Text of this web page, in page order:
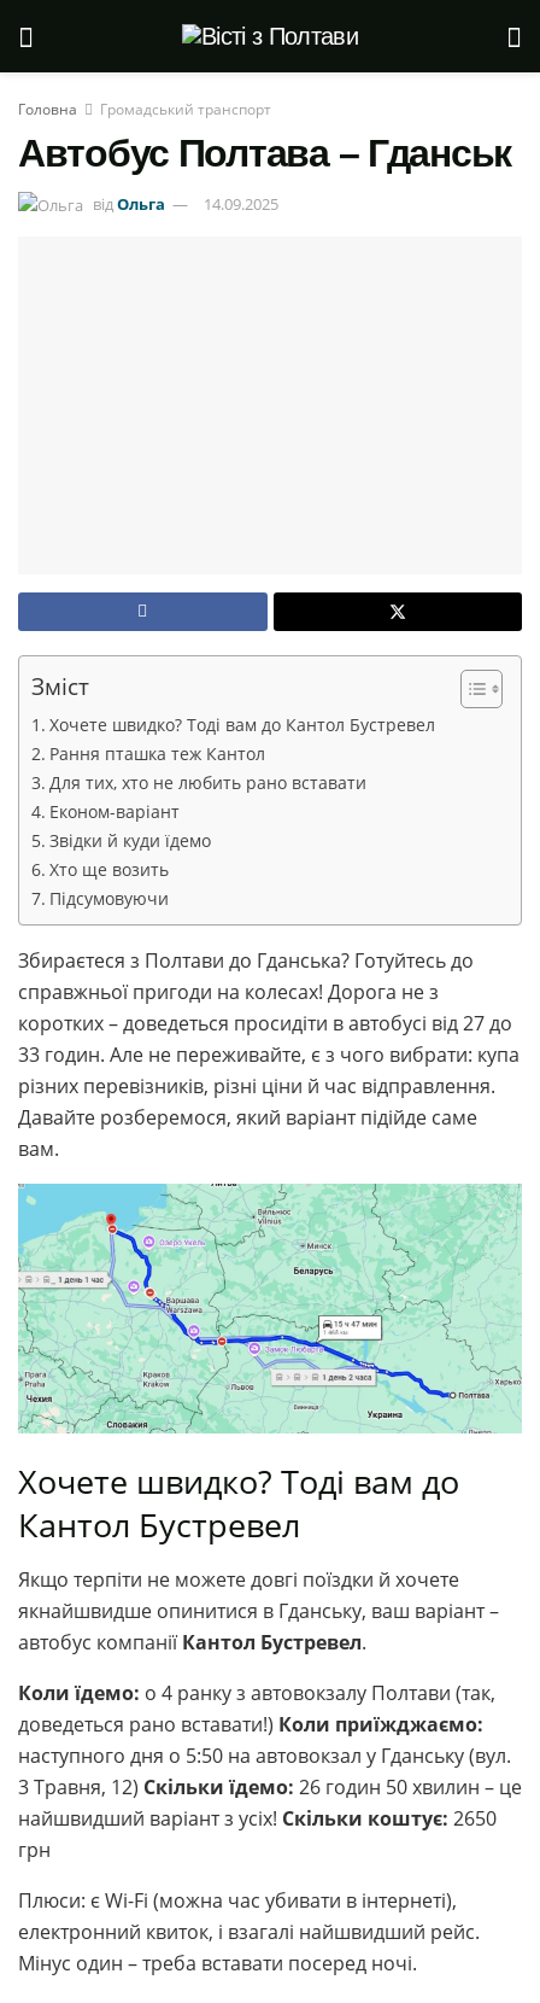
Головна Громадський транспорт
Автобус Полтава – Гданськ
відОльга 14.09.2025
Зміст
Хочете швидко? Тоді вам до Кантол Бустревел
Рання пташка теж Кантол
Для тих, хто не любить рано вставати
Економ-варіант
Звідки й куди їдемо
Хто ще возить
Підсумовуючи
Збираєтеся з Полтави до Гданська? Готуйтесь до
справжньої пригоди на колесах! Дорога не з
коротких – доведеться просидіти в автобусі від 27 до
33 годин. Але не переживайте, є з чого вибрати: купа
різних перевізників, різні ціни й час відправлення.
Давайте розберемося, який варіант підійде саме
вам.
Хочете швидко? Тоді вам до
Кантол Бустревел
Якщо терпіти не можете довгі поїздки й хочете
якнайшвидше опинитися в Гданську, ваш варіант –
автобус компаніїКантол Бустревел.
Коли їдемо: о 4 ранку з автовокзалу Полтави (так,
доведеться рано вставати!) Коли приїжджаємо:
наступного дня о 5:50 на автовокзал у Гданську (вул.
3 Травня, 12) Скільки їдемо: 26 годин 50 хвилин – це
найшвидший варіант з усіх! Скільки коштує: 2650
грн
Плюси: є Wi-Fi (можна час убивати в інтернеті),
електронний квиток, і взагалі найшвидший рейс.
Мінус один – треба вставати посеред ночі.